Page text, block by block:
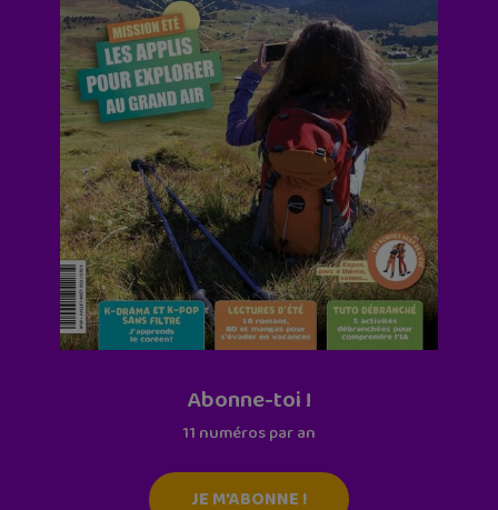
Abonne-toi !
11 numéros par an
JE M'ABONNE !